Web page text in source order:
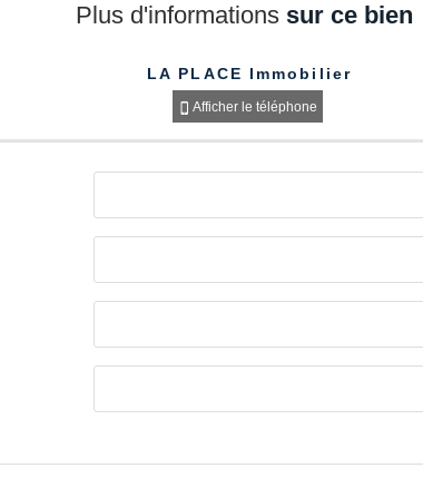
Plus d'informations sur ce bien
LA PLACE Immobilier
Afficher le téléphone